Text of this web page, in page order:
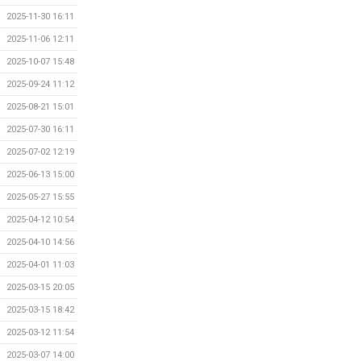
2025-11-30 16:11
2025-11-06 12:11
2025-10-07 15:48
2025-09-24 11:12
2025-08-21 15:01
2025-07-30 16:11
2025-07-02 12:19
2025-06-13 15:00
2025-05-27 15:55
2025-04-12 10:54
2025-04-10 14:56
2025-04-01 11:03
2025-03-15 20:05
2025-03-15 18:42
2025-03-12 11:54
2025-03-07 14:00